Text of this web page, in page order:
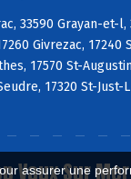
assurer une
33590 Grayan-et-
Givrezac,
17570 St-
17320 St-Just-
Vaux Sur Mer